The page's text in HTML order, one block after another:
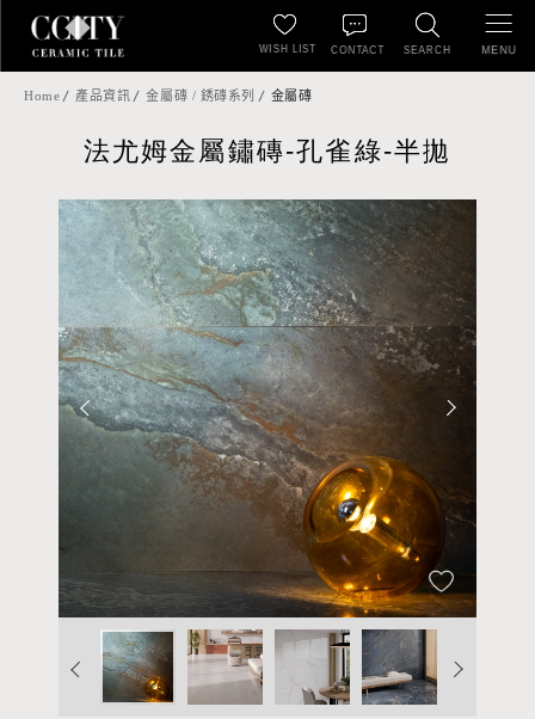
SEARCH
WISH LIST CONTACT MENU
Home 產品資訊 金屬磚 / 銹磚系列 金屬磚
法尤姆金屬鏽磚-孔雀綠-半拋